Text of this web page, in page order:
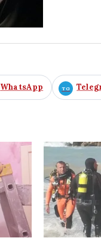
WhatsApp